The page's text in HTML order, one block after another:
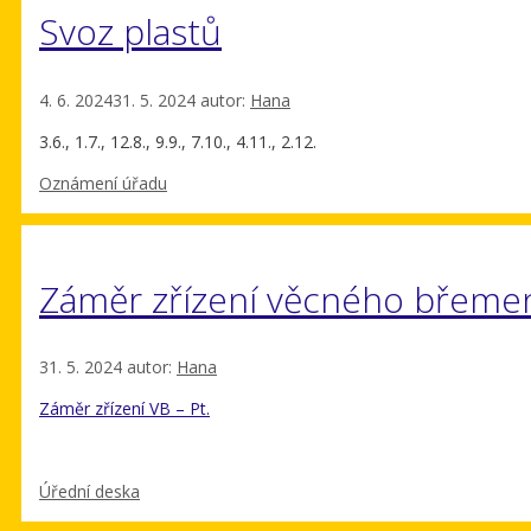
Svoz plastů
4. 6. 202431. 5. 2024 autor: Hana
3.6., 1.7., 12.8., 9.9., 7.10., 4.11., 2.12.
Rubriky
Oznámení úřadu
Záměr zřízení věcného
31. 5. 2024 autor: Hana
Záměr zřízení VB – Pt.
Rubriky
Úřední deska